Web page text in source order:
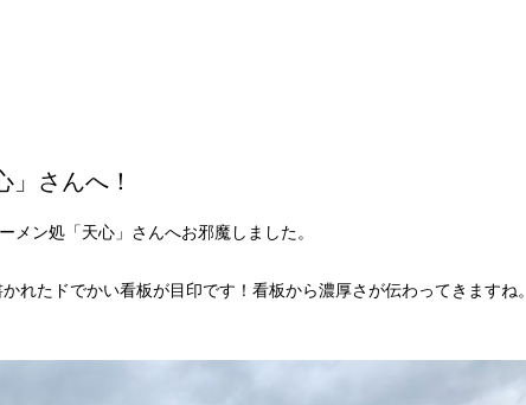
」さんへ！
メン処「天心」さんへお邪魔しました。
かれたドでかい看板が目印です！看板から濃厚さが伝わってきますね。